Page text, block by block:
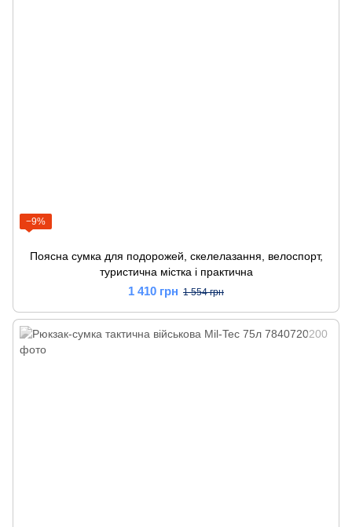
−9%
Поясна сумка для подорожей, скелелазання, велоспорт,
туристична містка і практична
1 410 грн 1 554 грн